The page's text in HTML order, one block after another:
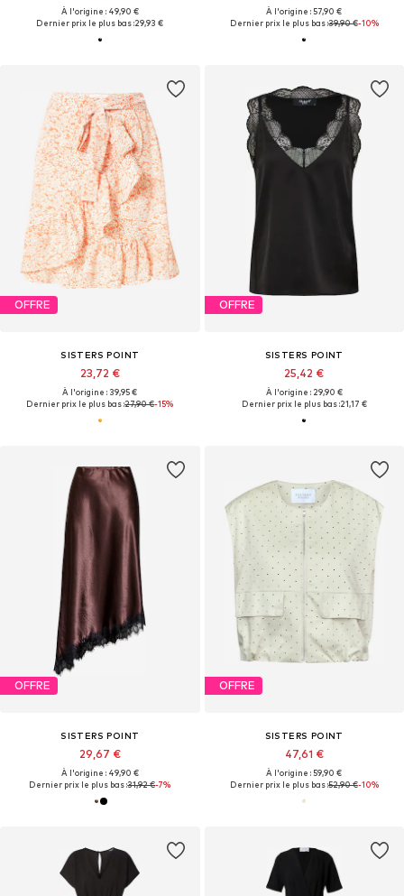
À l'origine : 49,90 €
Dernier prix le plus bas :29,93 €
À l'origine : 57,90 €
Dernier prix le plus bas :39,90 €-10%
OFFRE
SISTERS POINT
23,72 €
À l'origine : 39,95 €
Dernier prix le plus bas :27,90 €-15%
OFFRE
SISTERS POINT
25,42 €
À l'origine : 29,90 €
Dernier prix le plus bas :21,17 €
OFFRE
SISTERS POINT
29,67 €
À l'origine : 49,90 €
Dernier prix le plus bas :31,92 €-7%
OFFRE
SISTERS POINT
47,61 €
À l'origine : 59,90 €
Dernier prix le plus bas :52,90 €-10%